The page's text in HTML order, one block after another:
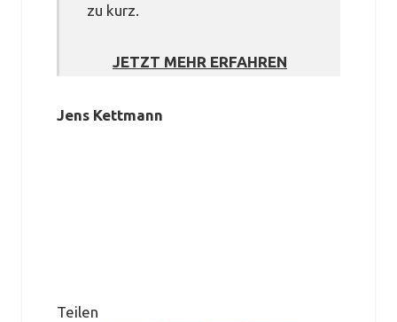
zu kurz.
JETZT MEHR ERFAHREN
Jens Kettmann
Teilen